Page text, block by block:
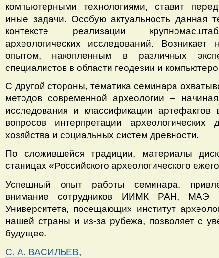
компьютерными технологиями, ставит
иные задачи. Особую актуальность данная
контексте реализации
археологических исследований. Возникает
опытом, накопленным в различных
специалистов в области геодезии и
С другой стороны, тематика семинара
методов современной археологии –
исследования и классификации артефактов
вопросов интерпретации археологических
хозяйства и социальных систем древности.
По сложившейся традиции, материалы
станицах «Российского археологического
Успешный опыт работы семинара,
внимание сотрудников ИИМК РАН, МАЭ
Университета, посещающих институт
нашей страны и из-за рубежа, позволяет с
будущее.
С. А. ВАСИЛЬЕВ,